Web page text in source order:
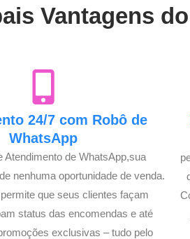
Vantagens
24/7 com Robô de
WhatsApp
Atendimento de WhatsApp,sua
nenhuma oportunidade de venda.
que seus clientes façam
status das encomendas e até
exclusivas – tudo pelo